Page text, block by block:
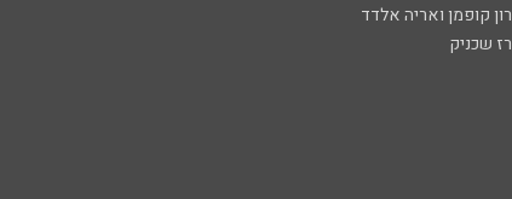
רון קופמן ואריה אלדד
רז שכניק